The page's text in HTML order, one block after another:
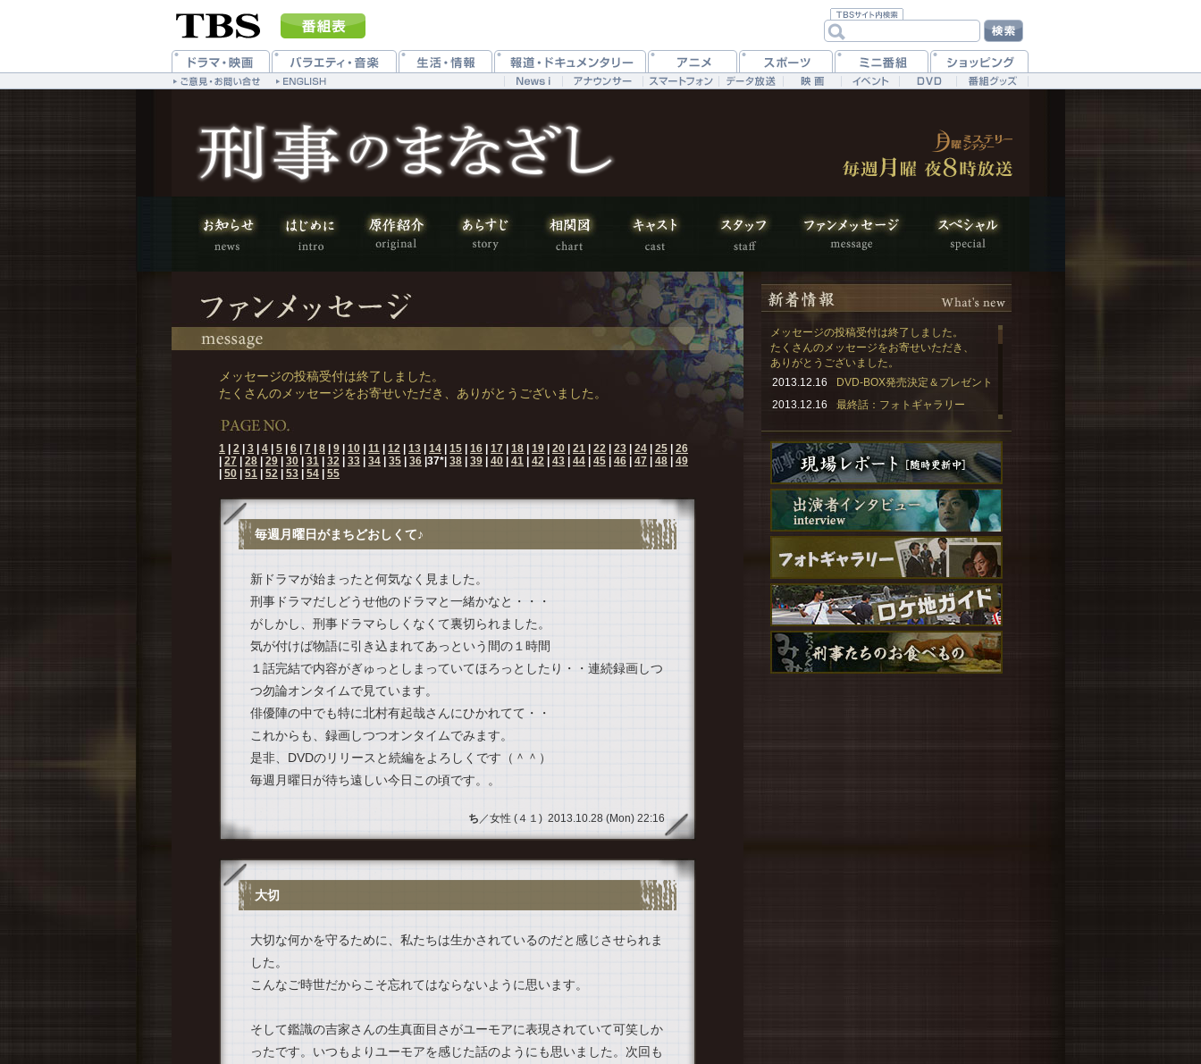
メッセージの投稿受付は終了しました。
たくさんのメッセージをお寄せいただき、ありがとうございました。
1 2 3 4 5 6 7 8 9 10 11 12 13 14 15 16 17 18 19 20 21 22 23 24 25
26
27 28 29 30 31 32 33 34 35 36 37*| 38 39 40 41 42 43 44 45 46 47 48
49
50 51 52 53 54 55
毎週月曜日がまちどおしくて♪
新ドラマが始まったと何気なく見ました。
刑事ドラマだしどうせ他のドラマと一緒かなと・・・
がしかし、刑事ドラマらしくなくて裏切られました。
気が付けば物語に引き込まれてあっという間の１時間
１話完結で内容がぎゅっとしまっていてほろっとしたり・・連続録画しつ
つ勿論オンタイムで見ています。
俳優陣の中でも特に北村有起哉さんにひかれてて・・
これからも、録画しつつオンタイムでみます。
是非、DVDのリリースと続編をよろしくです（＾＾）
毎週月曜日が待ち遠しい今日この頃です。。
ち ／女性 (４１) 2013.10.28 (Mon) 22:16
大切
大切な何かを守るために、私たちは生かされているのだと感じさせられま
した。
こんなご時世だからこそ忘れてはならないように思います。
そして鑑識の吉家さんの生真面目さがユーモアに表現されていて可笑しか
ったです。いつもよりユーモアを感じた話のようにも思いました。次回も
メッセージの投稿受付は終了しました。
たくさんのメッセージをお寄せいただき、
ありがとうございました。
2013.12.16
DVD-BOX発売決定＆プレゼント
2013.12.16
最終話：フォトギャラリー
2013.12.16
ロケ地ガイド［その11］
2013.12.09
夏目シリーズ最新長編、発売決
定！
2013.12.02
オリジナル・サウンドトラック
情報
松重豊さんインタビュー UP！
2013.11.04
北村有起哉さんインタビュー
UP！
2013.11.04
主題歌配信情報！
2013.10.28
要潤さんインタビュー UP！
2013.10.25
「刑事のまなざし」電子書籍情
報